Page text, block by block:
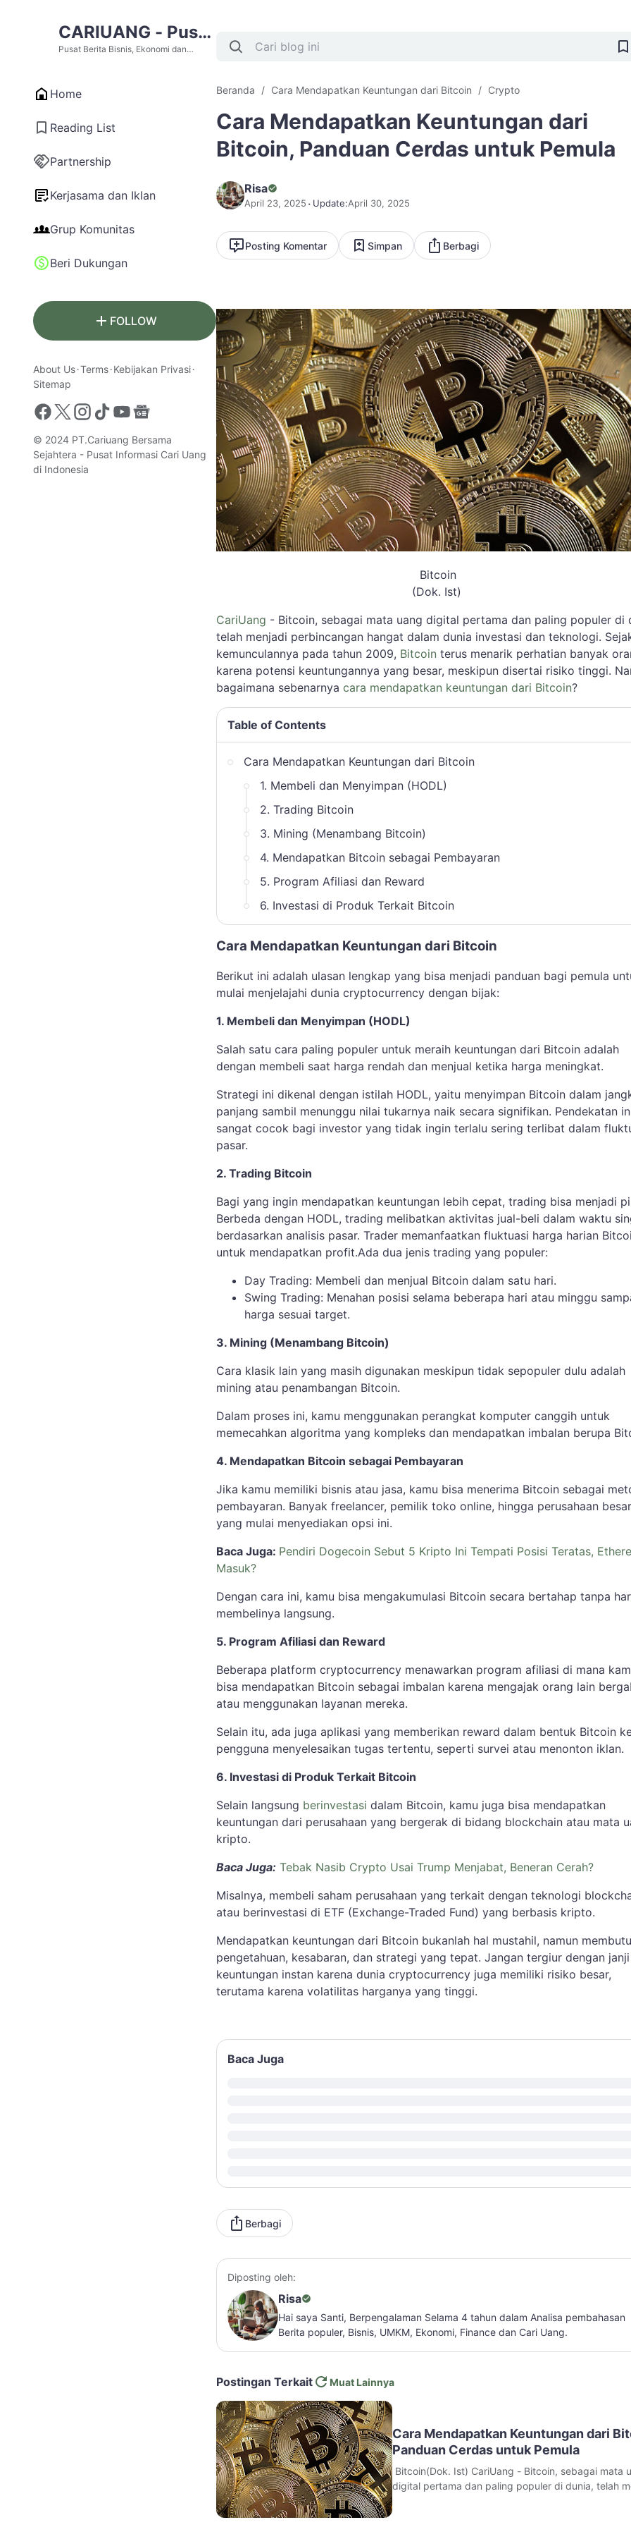
CARIUANG - Pusat
Berita Bisnis,
Uang Terupdate
Hari Ini
Pusat Berita Bisnis, Ekonomi dan
Home
Reading List
Partnership
Kerjasama dan Iklan
Grup Komunitas
Beri Dukungan
FOLLOW
About Us Terms Kebijakan Privasi
Sitemap
© 2024 PT.Cariuang Bersama
Sejahtera - Pusat Informasi Cari Uang
di Indonesia
Beranda Cara Mendapatkan Keuntungan dari Bitcoin Crypto
Cara Mendapatkan Keuntungan dari
Bitcoin, Panduan Cerdas untuk Pemula
Risa
April 23, 2025 Update:April 30, 2025
Posting Komentar Simpan Berbagi
Bitcoin
(Dok. Ist)
CariUang - Bitcoin, sebagai mata uang digital pertama dan paling populer di
telah menjadi perbincangan hangat dalam dunia investasi dan teknologi.
kemunculannya pada tahun 2009, Bitcoin terus menarik perhatian banyak
karena potensi keuntungannya yang besar, meskipun disertai risiko tinggi.
bagaimana sebenarnya cara mendapatkan keuntungan dari Bitcoin?
Table of Contents
Cara Mendapatkan Keuntungan dari Bitcoin
1. Membeli dan Menyimpan (HODL)
2. Trading Bitcoin
3. Mining (Menambang Bitcoin)
4. Mendapatkan Bitcoin sebagai Pembayaran
5. Program Afiliasi dan Reward
6. Investasi di Produk Terkait Bitcoin
Cara Mendapatkan Keuntungan dari Bitcoin
Berikut ini adalah ulasan lengkap yang bisa menjadi panduan bagi pemula
mulai menjelajahi dunia cryptocurrency dengan bijak:
1. Membeli dan Menyimpan (HODL)
Salah satu cara paling populer untuk meraih keuntungan dari Bitcoin adalah
dengan membeli saat harga rendah dan menjual ketika harga meningkat.
Strategi ini dikenal dengan istilah HODL, yaitu menyimpan Bitcoin dalam
panjang sambil menunggu nilai tukarnya naik secara signifikan. Pendekatan
sangat cocok bagi investor yang tidak ingin terlalu sering terlibat dalam
pasar.
2. Trading Bitcoin
Bagi yang ingin mendapatkan keuntungan lebih cepat, trading bisa menjadi
Berbeda dengan HODL, trading melibatkan aktivitas jual-beli dalam waktu
berdasarkan analisis pasar. Trader memanfaatkan fluktuasi harga harian
untuk mendapatkan profit.Ada dua jenis trading yang populer:
Day Trading: Membeli dan menjual Bitcoin dalam satu hari.
Swing Trading: Menahan posisi selama beberapa hari atau minggu
harga sesuai target.
3. Mining (Menambang Bitcoin)
Cara klasik lain yang masih digunakan meskipun tidak sepopuler dulu adalah
mining atau penambangan Bitcoin.
Dalam proses ini, kamu menggunakan perangkat komputer canggih untuk
memecahkan algoritma yang kompleks dan mendapatkan imbalan berupa
4. Mendapatkan Bitcoin sebagai Pembayaran
Jika kamu memiliki bisnis atau jasa, kamu bisa menerima Bitcoin sebagai
pembayaran. Banyak freelancer, pemilik toko online, hingga perusahaan besar
yang mulai menyediakan opsi ini.
Baca Juga: Pendiri Dogecoin Sebut 5 Kripto Ini Tempati Posisi Teratas,
Masuk?
Dengan cara ini, kamu bisa mengakumulasi Bitcoin secara bertahap tanpa
membelinya langsung.
5. Program Afiliasi dan Reward
Beberapa platform cryptocurrency menawarkan program afiliasi di mana
bisa mendapatkan Bitcoin sebagai imbalan karena mengajak orang lain
atau menggunakan layanan mereka.
Selain itu, ada juga aplikasi yang memberikan reward dalam bentuk Bitcoin
pengguna menyelesaikan tugas tertentu, seperti survei atau menonton iklan.
6. Investasi di Produk Terkait Bitcoin
Selain langsung berinvestasi dalam Bitcoin, kamu juga bisa mendapatkan
keuntungan dari perusahaan yang bergerak di bidang blockchain atau mata
kripto.
Baca Juga: Tebak Nasib Crypto Usai Trump Menjabat, Beneran Cerah?
Misalnya, membeli saham perusahaan yang terkait dengan teknologi
atau berinvestasi di ETF (Exchange-Traded Fund) yang berbasis kripto.
Mendapatkan keuntungan dari Bitcoin bukanlah hal mustahil, namun
pengetahuan, kesabaran, dan strategi yang tepat. Jangan tergiur dengan janji
keuntungan instan karena dunia cryptocurrency juga memiliki risiko besar,
terutama karena volatilitas harganya yang tinggi.
Baca Juga
Berbagi
Diposting oleh:
Risa
Hai saya Santi, Berpengalaman Selama 4 tahun dalam Analisa pembahasan
Berita populer, Bisnis, UMKM, Ekonomi, Finance dan Cari Uang.
Postingan Terkait Muat Lainnya
Cara Mendapatkan Keuntungan dari
Panduan Cerdas untuk Pemula
Bitcoin(Dok. Ist) CariUang - Bitcoin, sebagai mata
digital pertama dan paling populer di dunia, telah